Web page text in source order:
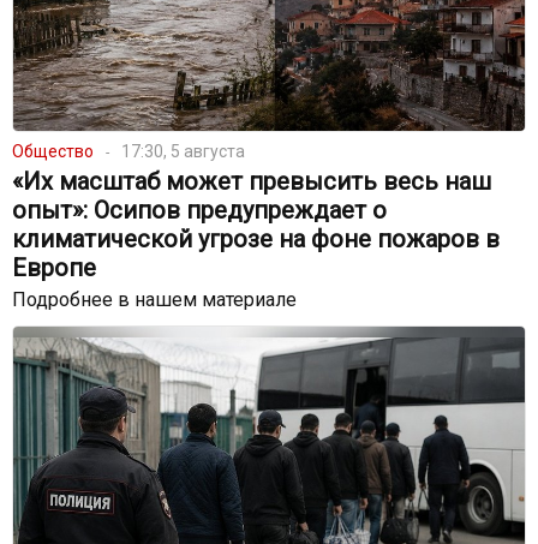
Общество 17:30, 5 августа
«Их масштаб может превысить весь наш
опыт»: Осипов предупреждает о
климатической угрозе на фоне пожаров в
Европе
Подробнее в нашем материале